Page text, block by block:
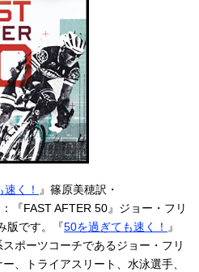
く！ 』篠原美穂訳・
『FAST AFTER 50』ジョー・フリ
版です。『50を過ぎても速く！ 』
ポーツコーチであるジョー・フリ
、トライアスリート、水泳選手、